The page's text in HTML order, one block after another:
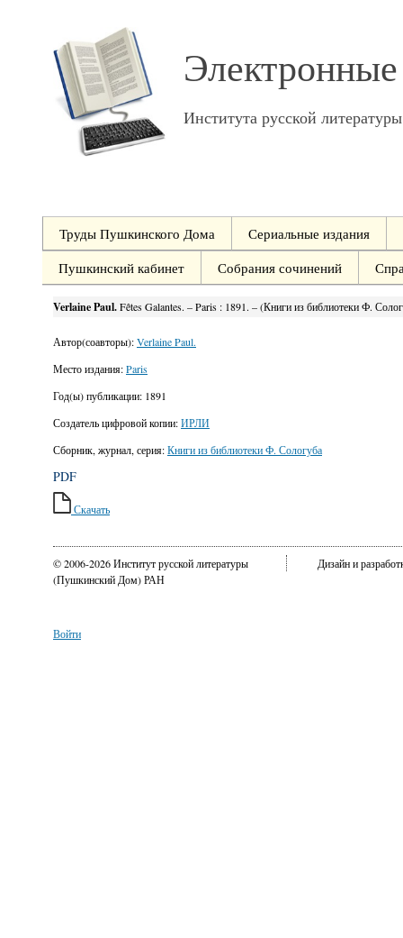
Института русской
Труды Пушкинского Дома
Сериальные издания
Пушкинский кабинет
Собрания сочинений
Verlaine Paul.Fêtes Galantes. – Paris : 1891. – (Книги из библиотеки Ф.
Автор(соавторы):Verlaine Paul.
Место издания:Paris
Год(ы) публикации: 1891
Создатель цифровой копии:ИРЛИ
Сборник, журнал, серия:Книги из библиотеки Ф. Сологуба
PDF
Скачать
© 2006-2026 Институт русской литературы
(Пушкинский Дом) РАН
Дизайн и
Войти